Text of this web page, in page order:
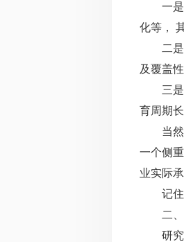
一是，
化等，
二是，
及覆盖
三是，
育周期
当然，
一个侧
业实际
记住，
二、精
研究低